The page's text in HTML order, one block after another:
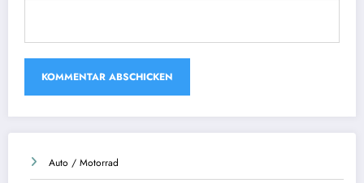
Auto / Motorrad